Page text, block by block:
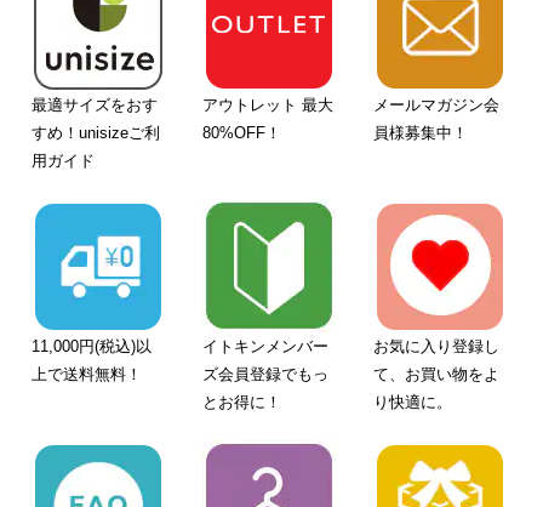
最適サイズをおす
すめ！unisizeご利
用ガイド
アウトレット 最大
80%OFF！
メールマガジン会
員様募集中！
11,000円(税込)以
上で送料無料！
イトキンメンバー
ズ会員登録でもっ
とお得に！
お気に入り登録し
て、お買い物をよ
り快適に。